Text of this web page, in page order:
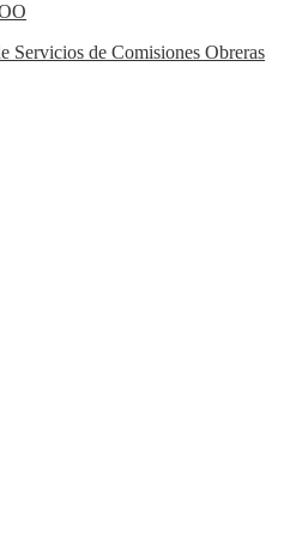
Servicios de Comisiones Obreras